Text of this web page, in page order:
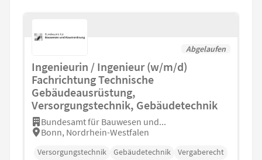
Abgelaufen
Ingenieurin / Ingenieur (w/m/d)
Fachrichtung Technische
Gebäudeausrüstung,
Versorgungstechnik, Gebäudetechnik
Bundesamt für Bauwesen und...
Bonn, Nordrhein-Westfalen
Versorgungstechnik Gebäudetechnik
Vergaberecht